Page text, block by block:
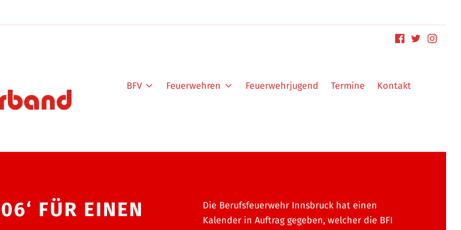
BFV Feuerwehren Feuerwehrjugend Termine Kontakt
FÜR EINEN
Die Berufsfeuerwehr Innsbruck hat einen
Kalender in Auftrag gegeben, welcher die BFI